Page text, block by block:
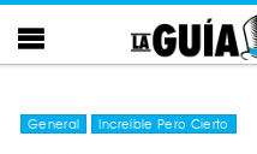
General Increíble Pero Cierto